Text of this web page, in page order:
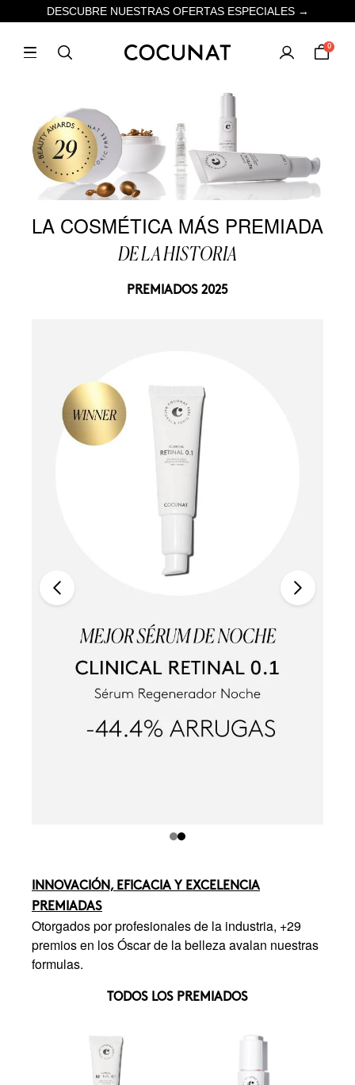
DESCUBRE NUESTRAS OFERTAS ESPECIALES →
0
LA COSMÉTICA MÁS PREMIADA
DE LA HISTORIA
PREMIADOS 2025
INNOVACIÓN, EFICACIA Y EXCELENCIA
PREMIADAS
Otorgados por profesionales de la industria, +29
premios en los Óscar de la belleza avalan nuestras
formulas.
TODOS LOS PREMIADOS